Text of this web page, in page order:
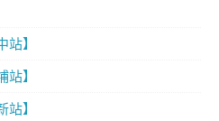
】
】
】